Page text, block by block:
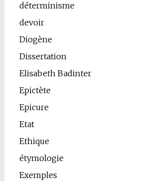
déterminisme
devoir
Diogène
Dissertation
Elisabeth Badinter
Epictète
Epicure
Etat
Ethique
étymologie
Exemples